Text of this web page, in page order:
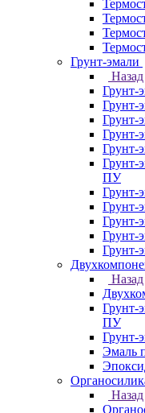
Грунт-эмали
Назад
Грунт-
Грунт-
Грунт-
Грунт-
Грунт-
Грунт-
ПУ
Грунт-
Грунт-
Грунт-
Грунт-
Назад
Грунт-
ПУ
Грунт-
Эмаль
Назад